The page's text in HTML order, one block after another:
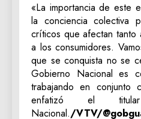
«La importancia de este
la conciencia colectiva
críticos que afectan tanto
a los consumidores.
que se conquista no se
Gobierno Nacional es
trabajando en conjunto
enfatizó el
Nacional./VTV/